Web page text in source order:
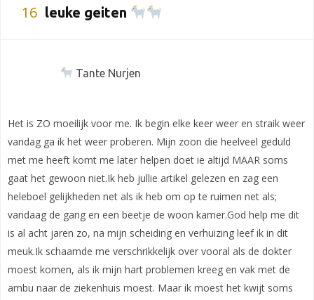
16 leuke geiten
Tante Nurjen
Het is ZO moeilijk voor me. Ik begin elke keer weer en straik weer
vandag ga ik het weer proberen. Mijn zoon die heelveel geduld
met me heeft komt me later helpen doet ie altijd MAAR soms
gaat het gewoon niet.Ik heb jullie artikel gelezen en zag een
heleboel gelijkheden net als ik heb om op te ruimen net als;
vandaag de gang en een beetje de woon kamer.God help me dit
is al acht jaren zo, na mijn scheiding en verhuizing leef ik in dit
meuk.Ik schaamde me verschrikkelijk over vooral als de dokter
moest komen, als ik mijn hart problemen kreeg en vak met de
ambu naar de ziekenhuis moest. Maar ik moest het kwijt soms